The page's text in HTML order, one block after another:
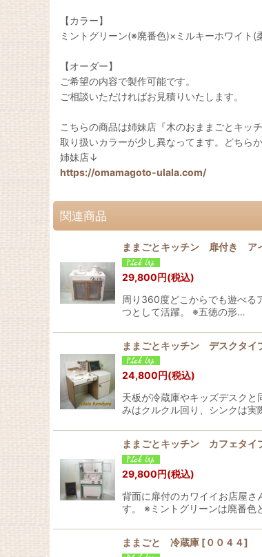
【カラー】
ミントグリーン(※廃番色)×ミルキーホワイト(
【オーダー】
ご希望の内容で製作可能です。
ご相談いただければお見積りいたします。
こちらの商品は姉妹店『木のおままごとキッ
取り扱いカラーが少し異なってます。どちら
姉妹店↓
https://omamagoto-ulala.com/
関連商品
ままごとキッチン 扉付き ア
29,800円(税込)
周り360度どこからでも遊べる
つとして活躍。 ※五徳の形…
ままごとキッチン デスクタ
24,800円(税込)
天板が冷蔵庫やキッズデスク
みはクルクル回り、シンクは実
ままごとキッチン カフェタ
29,800円(税込)
背面に扉付のカワイイお店屋
す。 ※ミントグリーンは廃番色
ままごと 冷蔵庫 [００４４]